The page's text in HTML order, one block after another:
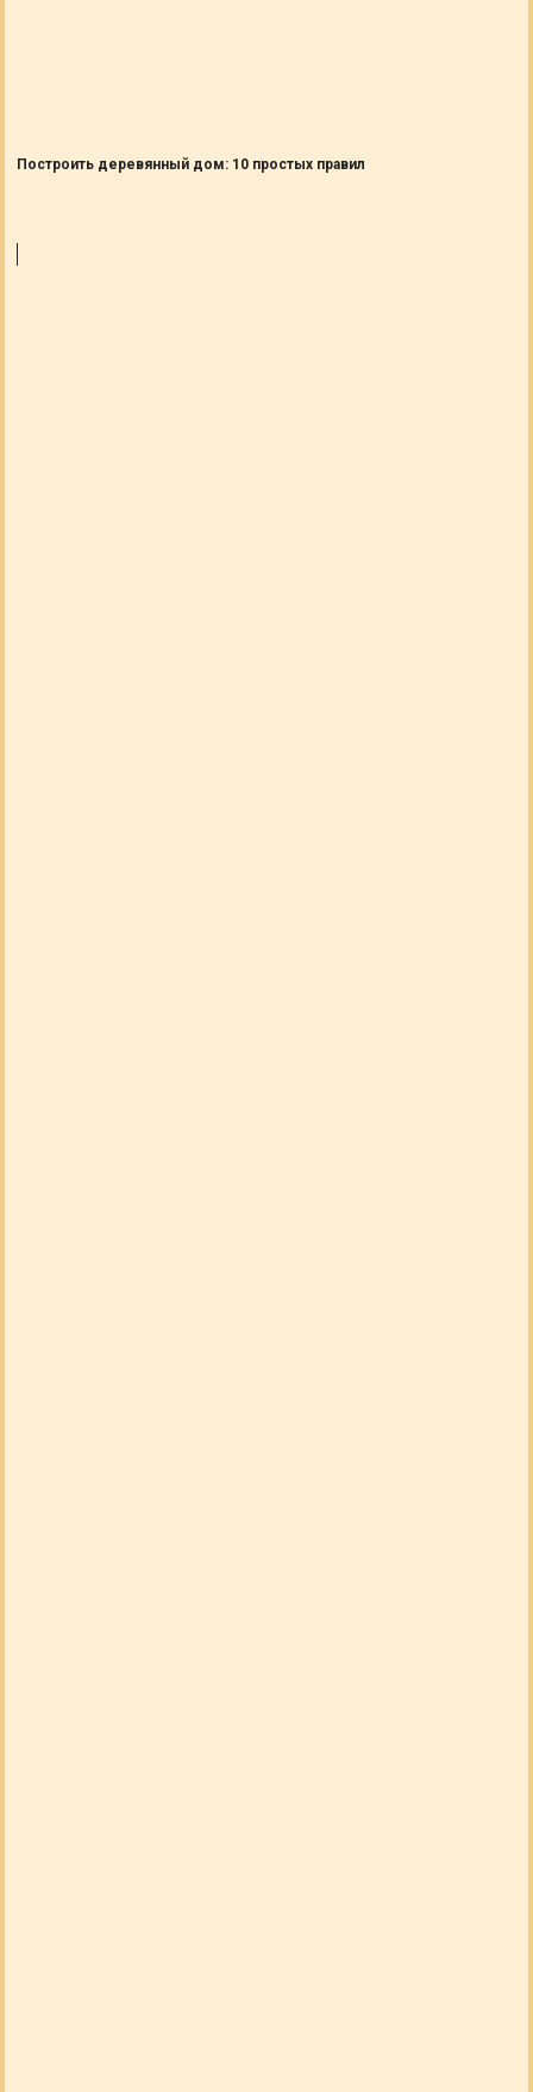
Построить деревянный дом: 10 простых правил